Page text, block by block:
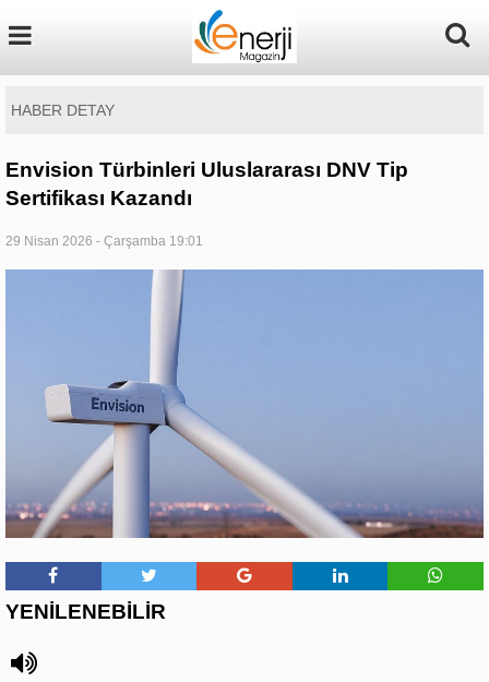
HABER DETAY
Envision Türbinleri Uluslararası DNV Tip
Sertifikası Kazandı
29 Nisan 2026 - Çarşamba 19:01
YENİLENEBİLİR